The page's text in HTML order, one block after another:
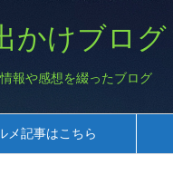
かけブログ
報や感想を綴ったブログ
メ記事はこちら